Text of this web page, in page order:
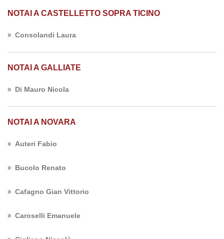
NOTAI A CASTELLETTO SOPRA TICINO
Consolandi Laura
NOTAI A GALLIATE
Di Mauro Nicola
NOTAI A NOVARA
Auteri Fabio
Bucolo Renato
Cafagno Gian Vittorio
Caroselli Emanuele